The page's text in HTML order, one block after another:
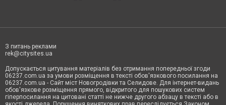
З питань реклами
rek@citysites.ua
Допускається цитування матеріалів без отримання попередньої згоди
06237.com.ua за умови розміщення в тексті обов'язкового посилання на
06237.com.ua - Сайт міст Новогродівки та Селидове. Для інтернет-видань
обов'язкове розміщення прямого, відкритого для пошукових систем
гіперпосилання на цитовані статті не нижче другого абзацу в тексті або в